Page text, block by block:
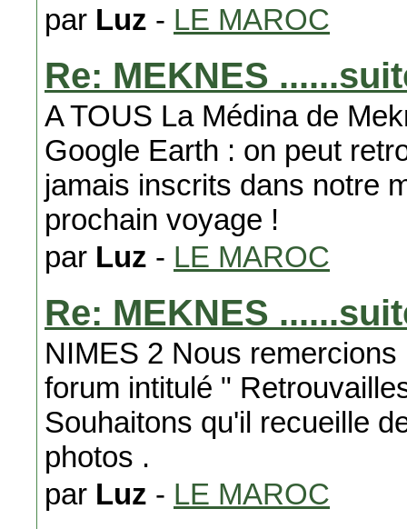
par Luz - LE MAROC
Re: MEKNES
A TOUS La Médina de
Google Earth : on peut
jamais inscrits dans notre
prochain voyage !
par Luz - LE MAROC
Re: MEKNES
NIMES 2 Nous
forum intitulé "
Souhaitons qu'il recueille
photos .
par Luz - LE MAROC